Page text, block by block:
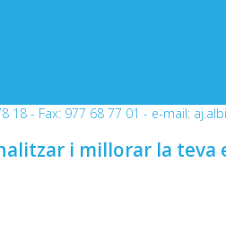
18 - Fax: 977 68 77 01 - e-mail:
i millorar la teva